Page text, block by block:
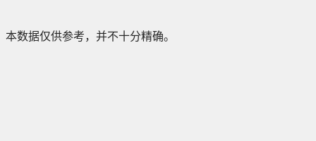
本数据仅供参考，并不十分精确。